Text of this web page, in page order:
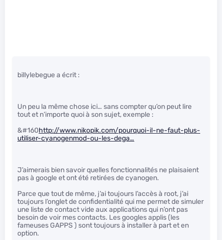
billylebegue a écrit :
Un peu la même chose ici… sans compter qu’on peut lire
tout et n’importe quoi à son sujet, exemple :
&#160http://www.nikopik.com/pourquoi-il-ne-faut-plus-
utiliser-cyanogenmod-ou-les-dega…
J’aimerais bien savoir quelles fonctionnalités ne plaisaient
pas à google et ont été retirées de cyanogen.
Parce que tout de même, j’ai toujours l’accès à root, j’ai
toujours l’onglet de confidentialité qui me permet de simuler
une liste de contact vide aux applications qui n’ont pas
besoin de voir mes contacts. Les googles applis (les
fameuses GAPPS ) sont toujours à installer à part et en
option.